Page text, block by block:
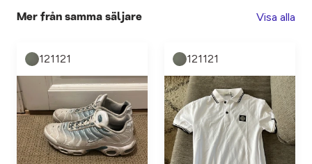
Mer från samma säljare Visa alla
121121 121121